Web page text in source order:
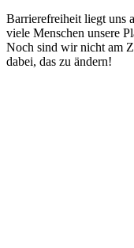
Barrierefreiheit liegt uns
viele Menschen unsere
Noch sind wir nicht am
dabei, das zu ändern!